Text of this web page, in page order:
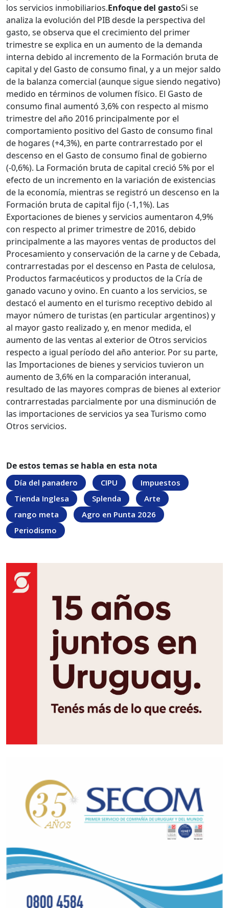
los servicios inmobiliarios.Enfoque del gastoSi se
analiza la evolución del PIB desde la perspectiva del
gasto, se observa que el crecimiento del primer
trimestre se explica en un aumento de la demanda
interna debido al incremento de la Formación bruta de
capital y del Gasto de consumo final, y a un mejor saldo
de la balanza comercial (aunque sigue siendo negativo)
medido en términos de volumen físico. El Gasto de
consumo final aumentó 3,6% con respecto al mismo
trimestre del año 2016 principalmente por el
comportamiento positivo del Gasto de consumo final
de hogares (+4,3%), en parte contrarrestado por el
descenso en el Gasto de consumo final de gobierno
(-0,6%). La Formación bruta de capital creció 5% por el
efecto de un incremento en la variación de existencias
de la economía, mientras se registró un descenso en la
Formación bruta de capital fijo (-1,1%). Las
Exportaciones de bienes y servicios aumentaron 4,9%
con respecto al primer trimestre de 2016, debido
principalmente a las mayores ventas de productos del
Procesamiento y conservación de la carne y de Cebada,
contrarrestadas por el descenso en Pasta de celulosa,
Productos farmacéuticos y productos de la Cría de
ganado vacuno y ovino. En cuanto a los servicios, se
destacó el aumento en el turismo receptivo debido al
mayor número de turistas (en particular argentinos) y
al mayor gasto realizado y, en menor medida, el
aumento de las ventas al exterior de Otros servicios
respecto a igual período del año anterior. Por su parte,
las Importaciones de bienes y servicios tuvieron un
aumento de 3,6% en la comparación interanual,
resultado de las mayores compras de bienes al exterior
contrarrestadas parcialmente por una disminución de
las importaciones de servicios ya sea Turismo como
Otros servicios.
De estos temas se habla en esta nota
Día del panadero CIPU
Impuestos
Tienda Inglesa
Splenda
Arte
rango meta
Agro en Punta 2026
Periodismo